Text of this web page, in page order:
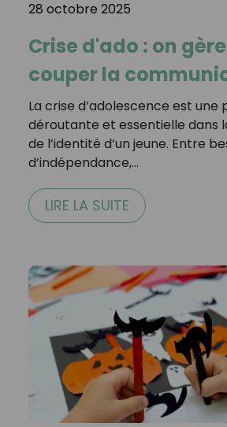
28 octobre 2025
Crise d'ado : on
couper la
La crise d’adolescence est une
déroutante et essentielle dans
de l’identité d’un jeune. Entre
d’indépendance,…
LIRE LA SUITE